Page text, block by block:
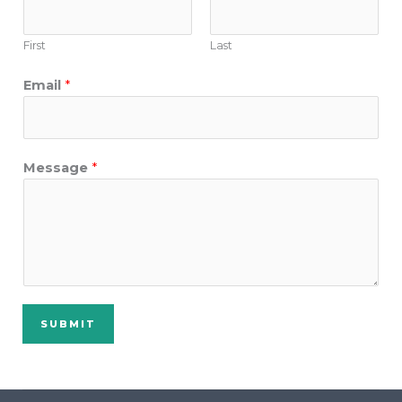
First Last
Email *
Message *
SUBMIT